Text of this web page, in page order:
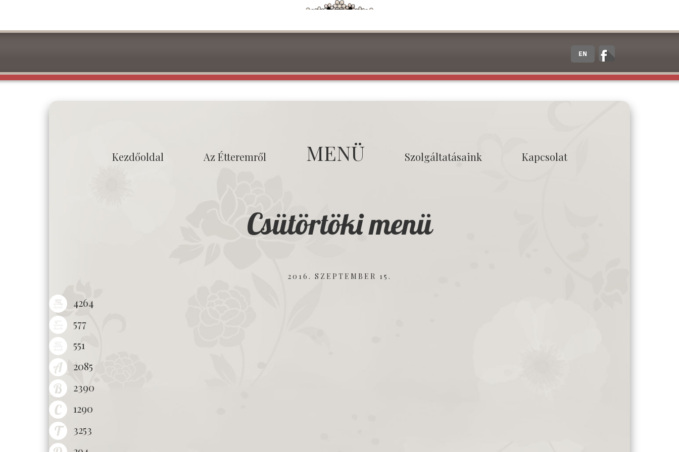
EN
Kezdőoldal Az Étteremről MENÜ Szolgáltatásaink Kapcsolat
Csütörtöki menü
2016. SZEPTEMBER 15.
4264
577
551
2085
2390
1290
3253